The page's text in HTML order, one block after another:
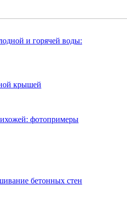
и горячей воды:
крышей
фотопримеры
бетонных стен